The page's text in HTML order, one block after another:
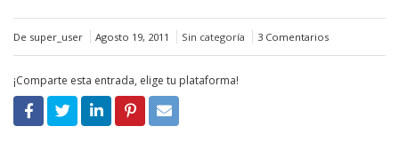
De super_user Agosto 19, 2011 Sin categoría 3 Comentarios
¡Comparte esta entrada, elige tu plataforma!